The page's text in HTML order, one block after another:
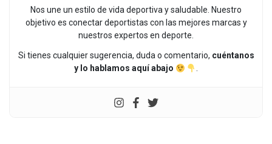
Nos une un estilo de vida deportiva y saludable. Nuestro
objetivo es conectar deportistas con las mejores marcas y
nuestros expertos en deporte.
Si tienes cualquier sugerencia, duda o comentario, cuéntanos
y lo hablamos aquí abajo